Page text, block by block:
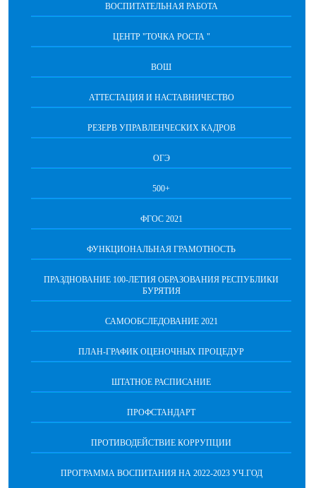
ВОСПИТАТЕЛЬНАЯ РАБОТА
ЦЕНТР "ТОЧКА РОСТА "
ВОШ
АТТЕСТАЦИЯ И НАСТАВНИЧЕСТВО
РЕЗЕРВ УПРАВЛЕНЧЕСКИХ КАДРОВ
ОГЭ
500+
ФГОС 2021
ФУНКЦИОНАЛЬНАЯ ГРАМОТНОСТЬ
ПРАЗДНОВАНИЕ 100-ЛЕТИЯ ОБРАЗОВАНИЯ РЕСПУБЛИКИ
БУРЯТИЯ
САМООБСЛЕДОВАНИЕ 2021
ПЛАН-ГРАФИК ОЦЕНОЧНЫХ ПРОЦЕДУР
ШТАТНОЕ РАСПИСАНИЕ
ПРОФСТАНДАРТ
ПРОТИВОДЕЙСТВИЕ КОРРУПЦИИ
ПРОГРАММА ВОСПИТАНИЯ НА 2022-2023 УЧ.ГОД